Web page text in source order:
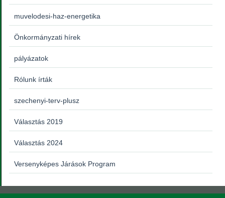
muvelodesi-haz-energetika
Önkormányzati hírek
pályázatok
Rólunk írták
szechenyi-terv-plusz
Választás 2019
Választás 2024
Versenyképes Járások Program